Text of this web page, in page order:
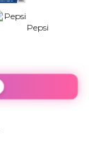
Pepsi